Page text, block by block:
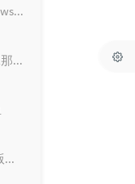
文badusb攻击windows10（msfconsole版）
kali下androidshell那些事
浅谈Fluxion最新版无线钓鱼遇到的问题